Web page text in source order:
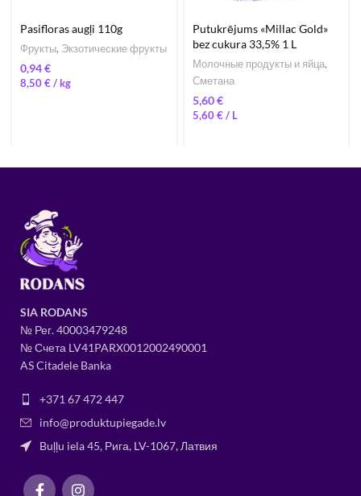
Pasifloras augļi 110g
Фрукты, Экзотические фрукты
€
8,50€/
Putukrējums «Millac Gold»
bez cukura 33,5% 1 L
Молочные продукты и яйца,
Сметана
€
5,60€
SIA RODANS
№ Рег.40003479248
№ Счета LV41PARX0012002490001
AS Citadele Banka
+371 67 472 447
info@produktupiegade.lv
Buļļu iela 45, Рига, LV-1067, Латвия